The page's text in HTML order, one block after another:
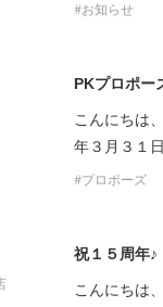
お知らせ
PKプロポー
こんにちは
年３月３１
プロポーズ
祝１５周年♪
こんにちは